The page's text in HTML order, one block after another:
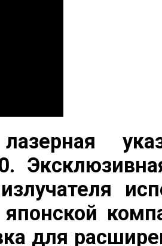
.
для